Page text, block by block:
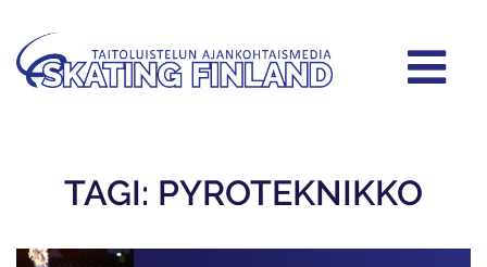
TAGI: PYROTEKNIKKO